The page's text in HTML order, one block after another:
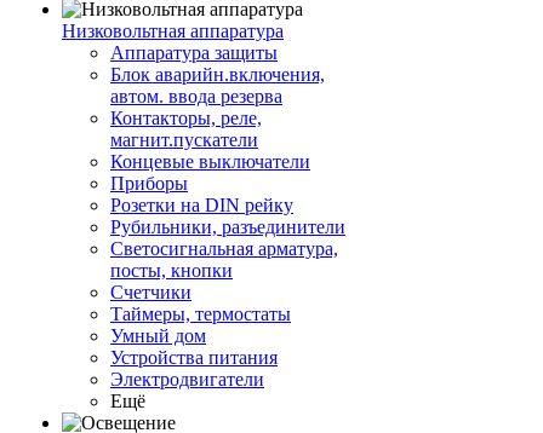
Низковольтная аппаратура
Аппаратура защиты
Блок аварийн.включения,
автом. ввода резерва
Контакторы, реле,
магнит.пускатели
Концевые выключатели
Приборы
Розетки на DIN рейку
Рубильники, разъединители
Светосигнальная арматура,
посты, кнопки
Счетчики
Таймеры, термостаты
Умный дом
Устройства питания
Электродвигатели
Ещё